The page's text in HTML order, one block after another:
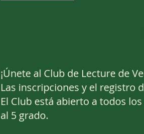
¡Únete al Club de Lecture de
Las inscripciones y el registro
El Club está abierto a todos
al 5 grado.